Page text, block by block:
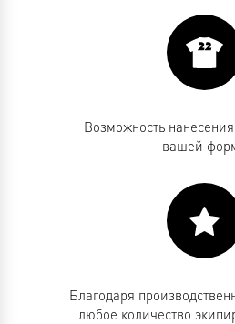
Возможность
вашей
Благодаря
любое количество